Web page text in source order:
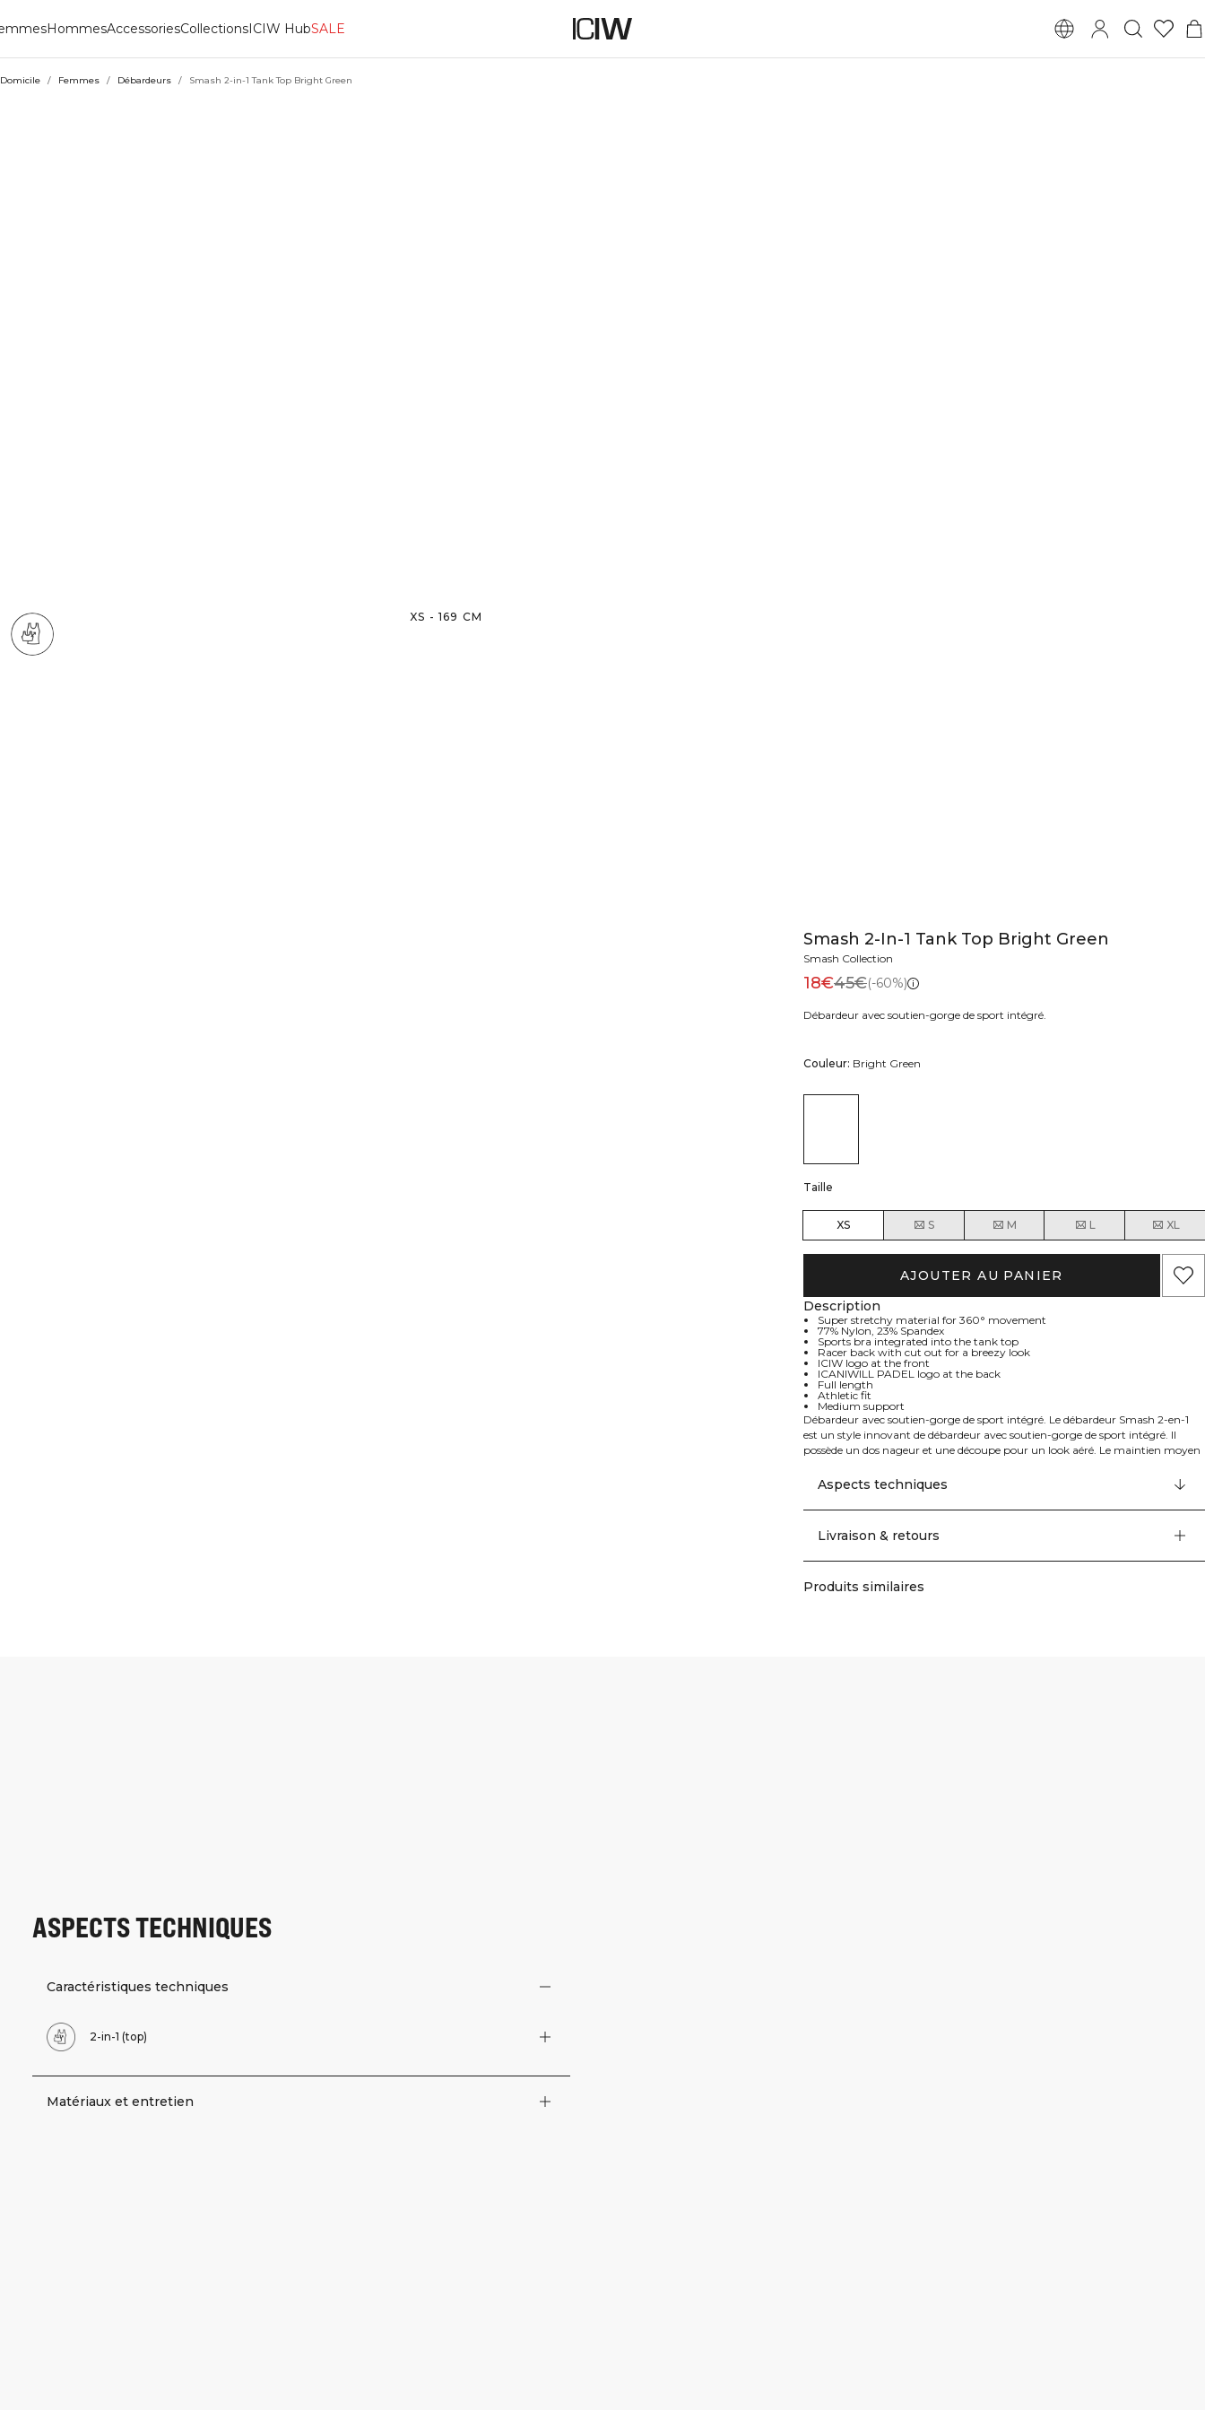
HommesAccessoriesCollectionsICIW HubSALE
Domicile / Femmes / Débardeurs / Smash 2-in-1 Tank Top Bright Green
XS - 169 CM
Smash 2-In-1 Tank Top Bright Green
Smash Collection
18€45€(-60%)
Débardeur avec soutien-gorge de sport intégré.
Couleur: Bright Green
Taille
XS S M L XL
AJOUTER AU PANIER
Description
Super stretchy material for 360° movement
77% Nylon, 23% Spandex
Sports bra integrated into the tank top
Racer back with cut out for a breezy look
ICIW logo at the front
ICANIWILL PADEL logo at the back
Full length
Athletic fit
Medium support
Débardeur avec soutien-gorge de sport intégré. Le débardeur Smash 2-en-1
est un style innovant de débardeur avec soutien-gorge de sport intégré. Il
possède un dos nageur et une découpe pour un look aéré. Le maintien moyen
pour performer, designé pour gagner. La collection Smash est spécialement
conçue pour le Padel en tenant compte de votre performance et de votre
endurance. Avec des tissus fonctionnels et un design de première classe, nous
concentrer sur le jeu. 77% Nylon 23% Elastan
Aspects techniques
Livraison & retours
Produits similaires
ASPECTS TECHNIQUES
Caractéristiques techniques
2-in-1 (top)
Matériaux et entretien